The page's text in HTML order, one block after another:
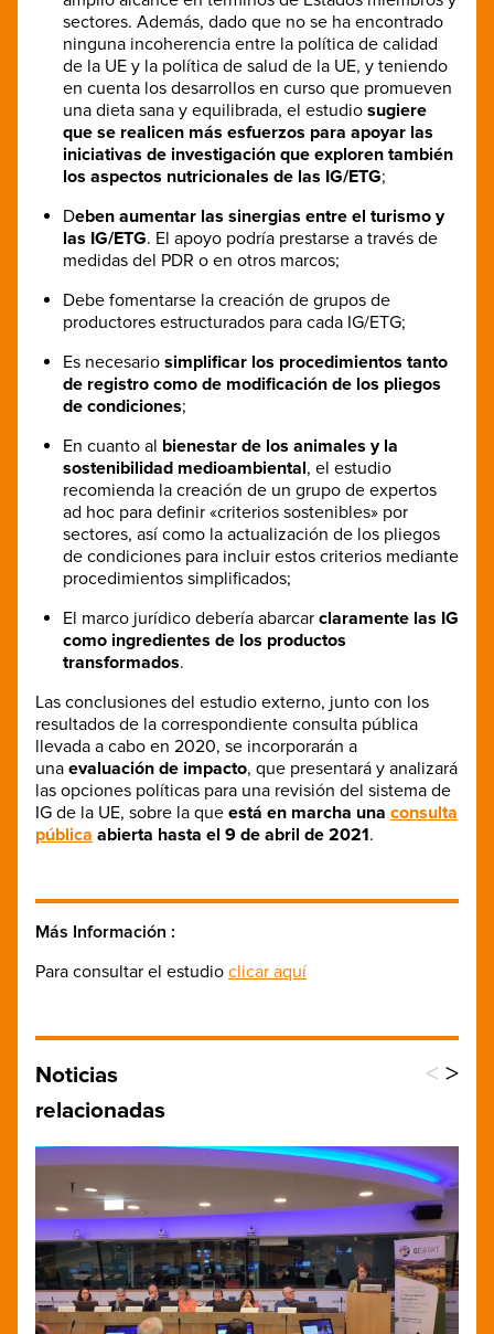
sectores. Además, dado que no se ha encontrado
ninguna incoherencia entre la política de calidad
de la UE y la política de salud de la UE, y teniendo
en cuenta los desarrollos en curso que promueven
una dieta sana y equilibrada, el estudio sugiere
que se realicen más esfuerzos para apoyar las
iniciativas de investigación que exploren también
los aspectos nutricionales de las IG/ETG;
Deben aumentar las sinergias entre el turismo y
las IG/ETG. El apoyo podría prestarse a través de
medidas del PDR o en otros marcos;
Debe fomentarse la creación de grupos de
productores estructurados para cada IG/ETG;
Es necesario simplificar los procedimientos tanto
de registro como de modificación de los pliegos
de condiciones;
En cuanto al bienestar de los animales y la
sostenibilidad medioambiental, el estudio
recomienda la creación de un grupo de expertos
ad hoc para definir «criterios sostenibles» por
sectores, así como la actualización de los pliegos
de condiciones para incluir estos criterios mediante
procedimientos simplificados;
El marco jurídico debería abarcar claramente las IG
como ingredientes de los productos
transformados.
Las conclusiones del estudio externo, junto con los
resultados de la correspondiente consulta pública
llevada a cabo en 2020, se incorporarán a
una evaluación de impacto, que presentará y analizará
las opciones políticas para una revisión del sistema de
IG de la UE, sobre la que está en marcha una consulta
pública abierta hasta el 9 de abril de 2021.
Más Información :
Para consultar el estudio clicar aquí
Noticias
relacionadas
< >